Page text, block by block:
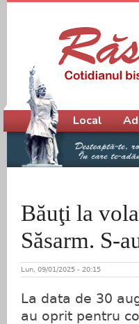
Băuţi la
Săsarm. S-
Lun, 09/01/2025 - 20:15
La data de 30
au oprit pentru
Meniu principal
Local